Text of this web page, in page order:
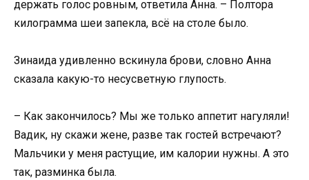
держать голос ровным, ответила Анна. – Полтора
килограмма шеи запекла, всё на столе было.
Зинаида удивленно вскинула брови, словно Анна
сказала какую-то несусветную глупость.
– Как закончилось? Мы же только аппетит нагуляли!
Вадик, ну скажи жене, разве так гостей встречают?
Мальчики у меня растущие, им калории нужны. А это
так, разминка была.